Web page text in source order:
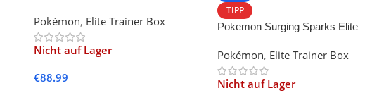
Pokémon, Elite Trainer Box
Nicht auf Lager
€88.99
TIPP
Pokemon Surging Sparks Elite
Pokémon, Elite Trainer Box
Nicht auf Lager